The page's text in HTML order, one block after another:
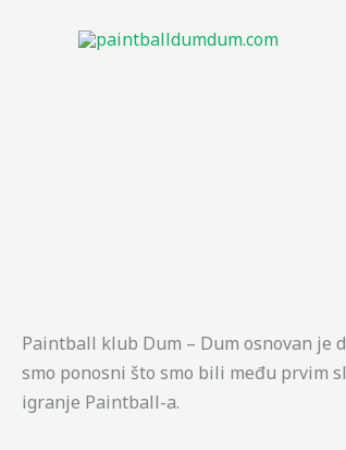
Paintball klub Dum – Dum osnovan je
smo ponosni što smo bili među prvim
igranje Paintball-a.